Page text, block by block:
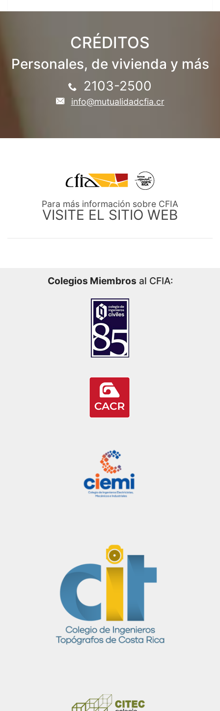
CRÉDITOS
Personales, de vivienda y más
2103-2500
info@mutualidadcfia.cr
Para más información sobre CFIA
VISITE EL SITIO WEB
Colegios Miembros al CFIA: